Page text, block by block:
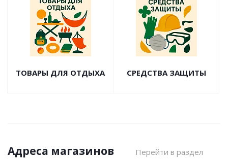
ТОВАРЫ ДЛЯ ОТДЫХА СРЕДСТВА ЗАЩИТЫ
Адреса магазинов Перейти в раздел